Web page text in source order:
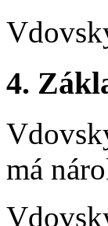
4.
má